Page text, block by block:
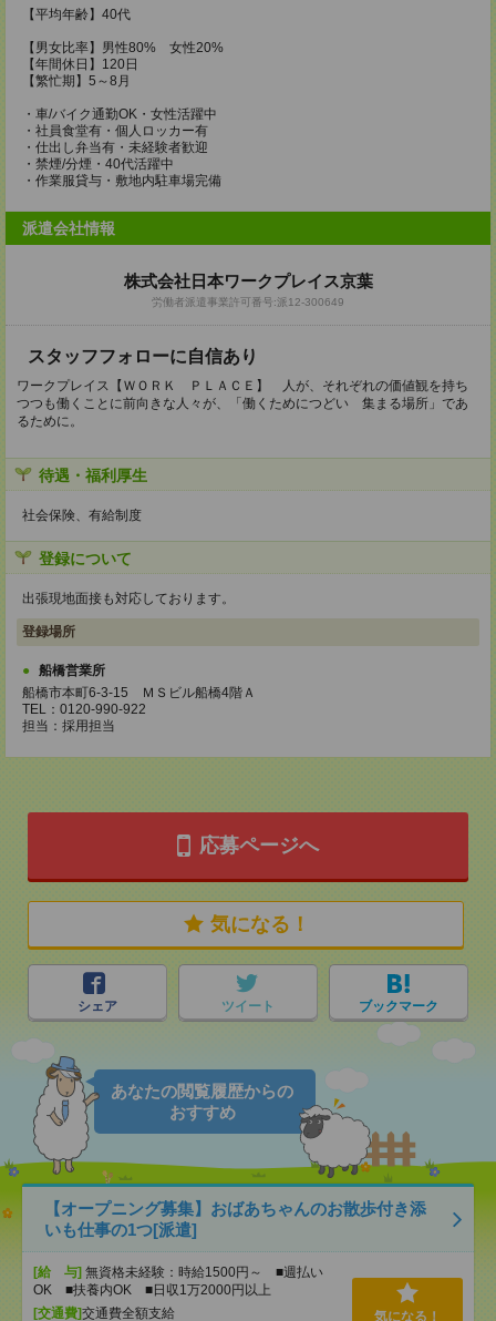
【平均年齢】40代
【男女比率】男性80% 女性20%
【年間休日】120日
【繁忙期】5～8月
・車/バイク通勤OK・女性活躍中
・社員食堂有・個人ロッカー有
・仕出し弁当有・未経験者歓迎
・禁煙/分煙・40代活躍中
・作業服貸与・敷地内駐車場完備
派遣会社情報
株式会社日本ワークプレイス京葉
労働者派遣事業許可番号:派12-300649
スタッフフォローに自信あり
ワークプレイス【ＷＯＲＫ ＰＬＡＣＥ】 人が、それぞれの価値観を持ち
つつも働くことに前向きな人々が、「働くためにつどい 集まる場所」であ
るために。
待遇・福利厚生
社会保険、有給制度
登録について
出張現地面接も対応しております。
登録場所
船橋営業所
船橋市本町6-3-15 ＭＳビル船橋4階Ａ
TEL：0120-990-922
担当：採用担当
応募ページへ
気になる！
シェア ツイート ブックマーク
あなたの閲覧履歴からの
おすすめ
【オープニング募集】おばあちゃんのお散歩付き添
いも仕事の1つ[派遣]
[給 与] 無資格未経験：時給1500円～ ■週払い
OK ■扶養内OK ■日収1万2000円以上
[交通費]交通費全額支給 気になる！